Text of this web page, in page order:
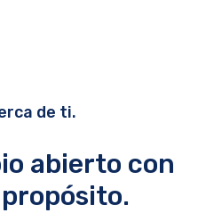
de ti.
abierto con